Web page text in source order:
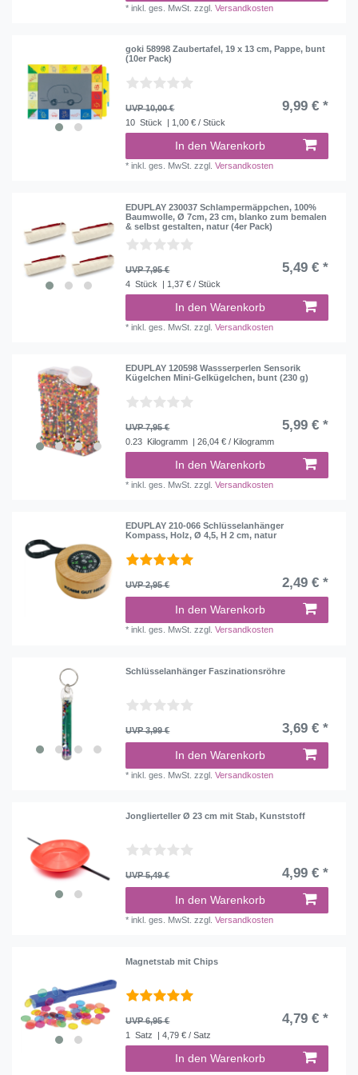
*inkl. ges. MwSt. zzgl.Versandkosten
goki 58998 Zaubertafel, 19 x 13 cm, Pappe, bunt
(10er Pack)
UVP 10,00 € 9,99 € *
10 Stück | 1,00 € / Stück
In den Warenkorb
*inkl. ges. MwSt. zzgl.Versandkosten
EDUPLAY 230037 Schlampermäppchen, 100%
Baumwolle, Ø 7cm, 23 cm, blanko zum bemalen
& selbst gestalten, natur (4er Pack)
UVP 7,95 € 5,49 € *
4 Stück | 1,37 € / Stück
In den Warenkorb
*inkl. ges. MwSt. zzgl.Versandkosten
EDUPLAY 120598 Wassserperlen Sensorik
Kügelchen Mini-Gelkügelchen, bunt (230 g)
UVP 7,95 € 5,99 € *
0.23 Kilogramm | 26,04 € / Kilogramm
In den Warenkorb
*inkl. ges. MwSt. zzgl.Versandkosten
EDUPLAY 210-066 Schlüsselanhänger
Kompass, Holz, Ø 4,5, H 2 cm, natur
UVP 2,95 € 2,49 € *
In den Warenkorb
*inkl. ges. MwSt. zzgl.Versandkosten
Schlüsselanhänger Faszinationsröhre
UVP 3,99 € 3,69 € *
In den Warenkorb
*inkl. ges. MwSt. zzgl.Versandkosten
Jonglierteller Ø 23 cm mit Stab, Kunststoff
UVP 5,49 € 4,99 € *
In den Warenkorb
*inkl. ges. MwSt. zzgl.Versandkosten
Magnetstab mit Chips
UVP 6,95 € 4,79 € *
1 Satz | 4,79 € / Satz
In den Warenkorb